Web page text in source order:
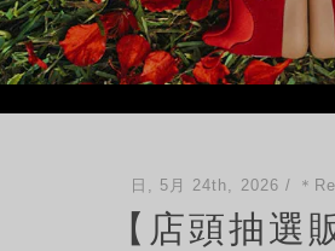
日, 5月 24th, 2026 / ＊
【店頭抽選